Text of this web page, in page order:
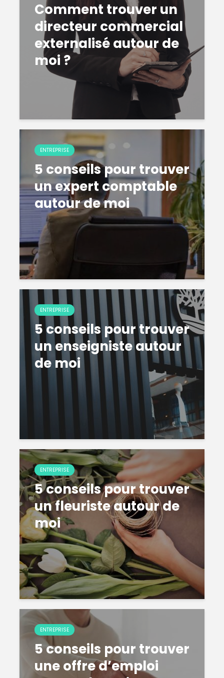
Comment trouver un
directeur commercial
externalisé autour de
moi ?
ENTREPRISE
5 conseils pour trouver
un expert comptable
autour de moi
ENTREPRISE
5 conseils pour trouver
un enseigniste autour
de moi
ENTREPRISE
5 conseils pour trouver
un fleuriste autour de
moi
ENTREPRISE
5 conseils pour trouver
une offre d’emploi